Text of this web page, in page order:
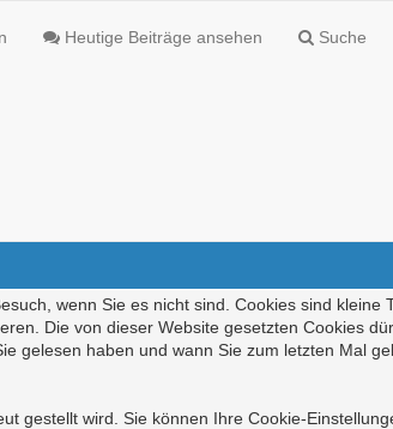
Heutige Beiträge ansehen Suche
wenn Sie es nicht sind. Cookies sind kleine
Die von dieser Website gesetzten Cookies
gelesen haben und wann Sie zum letzten Mal
gestellt wird. Sie können Ihre Cookie-